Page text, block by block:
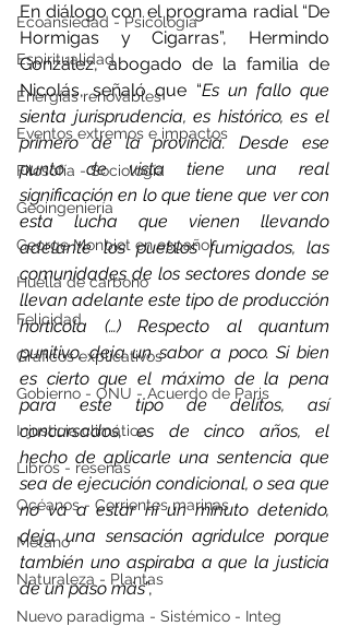
Ecoansiedad - Psicología
Espiritualidad
Energías renovables
Eventos extremos e impactos
Filosofía - Sociología
Geoingeniería
George Monbiot en español
Huella de carbono
Felicidad
Gráficos explicativos
Gobierno - ONU - Acuerdo de Paris
Injusticia climática
Libros - reseñas
Océanos - Corrientes marinas
Metano
Naturaleza - Plantas
Nuevo paradigma - Sistémico - Integ
En diálogo con el programa radial “De
Hormigas y Cigarras”, Hermindo
González, abogado de la familia de
Nicolás, señaló que “Es un fallo que
sienta jurisprudencia, es histórico, es el
primero de la provincia. Desde ese
punto de vista tiene una real
significación en lo que tiene que ver con
esta lucha que vienen llevando
adelante los pueblos fumigados, las
comunidades de los sectores donde se
llevan adelante este tipo de producción
hortícola (…) Respecto al quantum
punitivo, deja un sabor a poco. Si bien
es cierto que el máximo de la pena
para este tipo de delitos, así
concursados, es de cinco años, el
hecho de aplicarle una sentencia que
sea de ejecución condicional, o sea que
no va a estar ni un minuto detenido,
deja una sensación agridulce porque
también uno aspiraba a que la justicia
de un paso más”,